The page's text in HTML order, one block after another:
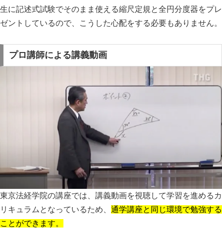
生に記述式試験でそのまま使える縮尺定規と全円分度器をプレ
ゼントしているので、こうした心配をする必要もありません。
プロ講師による講義動画
東京法経学院の講座では、講義動画を視聴して学習を進めるカ
リキュラムとなっているため、 通学講座と同じ環境で勉強する
ことができます。